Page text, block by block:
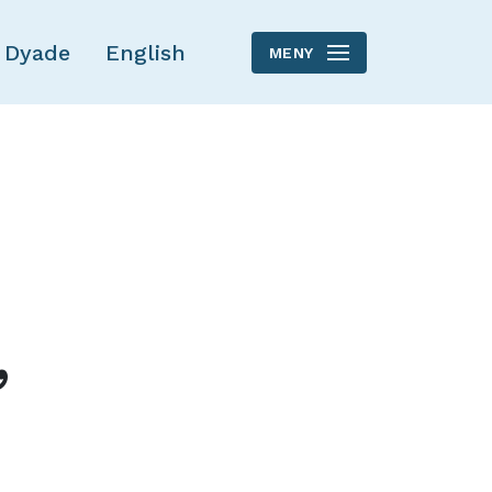
English MENY